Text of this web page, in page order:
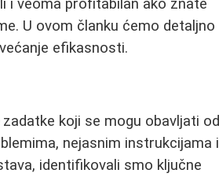
i veoma profitabilan ako znate
U ovom članku ćemo detaljno
efikasnosti.
koji se mogu obavljati od
nejasnim instrukcijama i
identifikovali smo ključne